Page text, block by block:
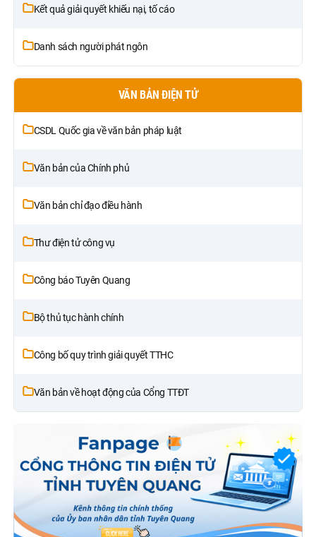
Kết quả giải quyết khiếu nại, tố cáo
Danh sách người phát ngôn
VĂN BẢN ĐIỆN TỬ
CSDL Quốc gia về văn bản pháp luật
Văn bản của Chính phủ
Văn bản chỉ đạo điều hành
Thư điện tử công vụ
Công báo Tuyên Quang
Bộ thủ tục hành chính
Công bố quy trình giải quyết TTHC
Văn bản về hoạt động của Cổng TTĐT